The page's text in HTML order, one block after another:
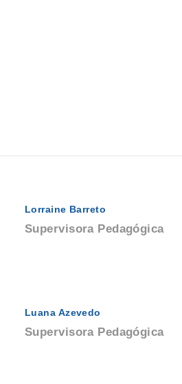
Lorraine Barreto
Supervisora Pedagógica
Luana Azevedo
Supervisora Pedagógica